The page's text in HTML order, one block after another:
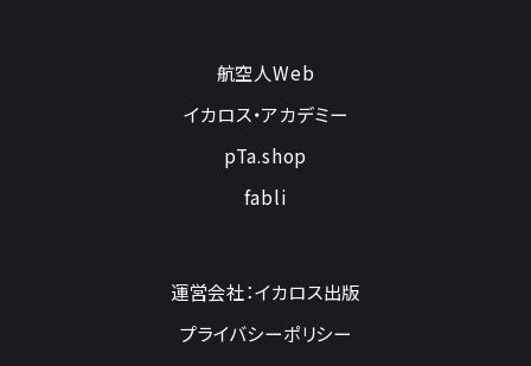
航空人Web
イカロス・アカデミー
pTa.shop
fabli
運営会社：イカロス出版
プライバシーポリシー